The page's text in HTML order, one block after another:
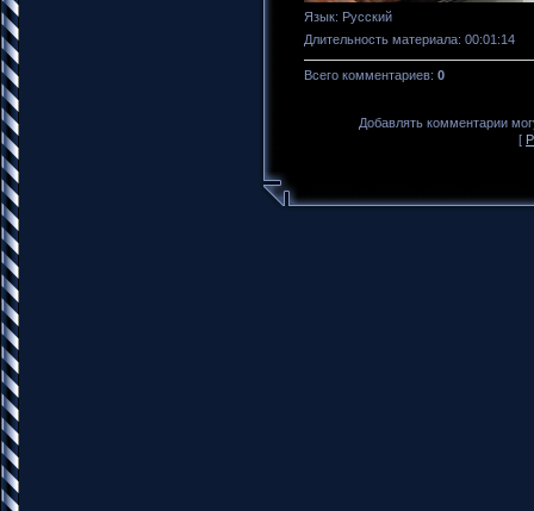
Язык: Русский
Длительность материала: 00:01:14
Всего комментариев: 0
Добавлять комментарии
[